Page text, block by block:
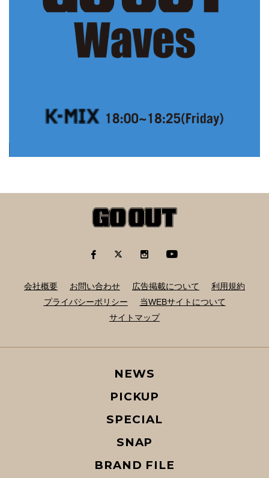
会社概要 お問い合わせ 広告掲載について
利用規約
プライバシーポリシー
当WEBサイトについて
サイトマップ
NEWS
PICKUP
SPECIAL
SNAP
BRAND FILE